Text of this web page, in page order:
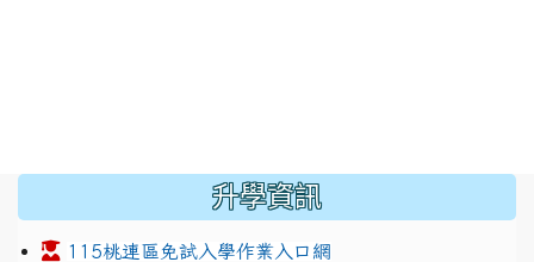
升學資訊
115桃連區免試入學作業入口網